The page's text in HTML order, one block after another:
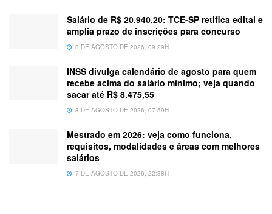
Salário de R$ 20.940,20: TCE-SP retifica edital e
amplia prazo de inscrições para concurso
8 DE AGOSTO DE 2026, 09:29H
INSS divulga calendário de agosto para quem
recebe acima do salário mínimo; veja quando
sacar até R$ 8.475,55
8 DE AGOSTO DE 2026, 07:59H
Mestrado em 2026: veja como funciona,
requisitos, modalidades e áreas com melhores
salários
7 DE AGOSTO DE 2026, 22:38H